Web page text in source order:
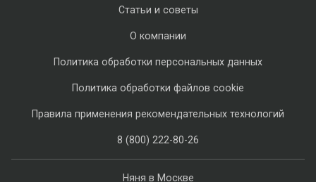
Няня в Москве
Статьи и советы
О компании
Политика обработки персональных данных
Политика обработки файлов cookie
Правила применения рекомендательных технологий
8 (800) 222-80-26